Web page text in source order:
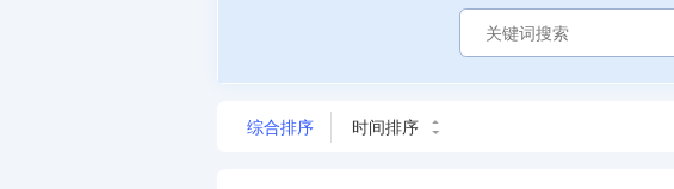
综合排序 时间排序